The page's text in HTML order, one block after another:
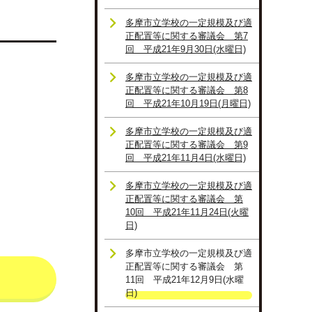
多摩市立学校の一定規模及び適
正配置等に関する審議会 第7
回 平成21年9月30日(水曜日)
多摩市立学校の一定規模及び適
正配置等に関する審議会 第8
回 平成21年10月19日(月曜日)
多摩市立学校の一定規模及び適
正配置等に関する審議会 第9
回 平成21年11月4日(水曜日)
多摩市立学校の一定規模及び適
正配置等に関する審議会 第
10回 平成21年11月24日(火曜
日)
多摩市立学校の一定規模及び適
正配置等に関する審議会 第
11回 平成21年12月9日(水曜
日)